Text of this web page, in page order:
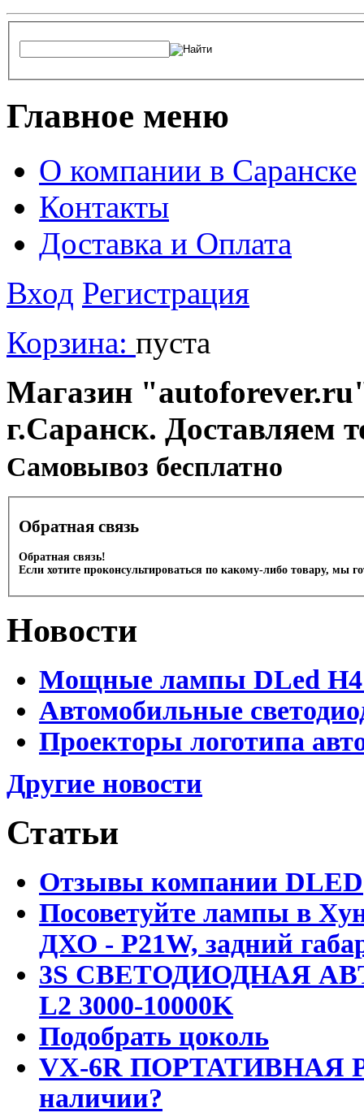
Главное меню
О компании в Саранске
Контакты
Доставка и Оплата
Вход Регистрация
Корзина: пуста
Магазин
г.Саранск. Доставляем
Cамовывоз бесплатно
Обратная связь
Обратная связь!
Если хотите проконсультироваться по какому-либо товару, мы
Новости
Мощные лампы DLed H4
Автомобильные
Проекторы логотипа
Другие новости
Статьи
Отзывы компании DLED
Посоветуйте лампы в
ДХО - P21W, задний
3S СВЕТОДИОДНАЯ
L2 3000-10000K
Подобрать цоколь
VX-6R ПОРТАТИВНАЯ
наличии?